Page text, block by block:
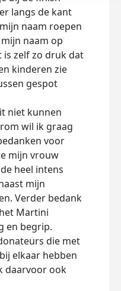
langs de kant
naam roepen
naam op
is zelf zo druk dat
kinderen zie
gespot
niet kunnen
wil ik graag
voor
mijn vrouw
heel intens
mijn
Verder bedank
Martini
en begrip.
die met
elkaar hebben
daarvoor ook